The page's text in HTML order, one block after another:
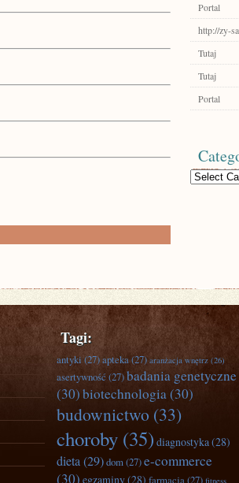
Portal
http://zy-
Tutaj
Tutaj
Portal
Categories
Tagi:
antyki(27)apteka(27) aranżacja wnętrz (26)
asertywność (27)badania genetyczne
(30)biotechnologia(30)
budownictwo (33)
choroby (35) diagnostyka(28)
dieta(29)dom(27)e-commerce
(30) egzaminy(28) farmacja (27) fitness